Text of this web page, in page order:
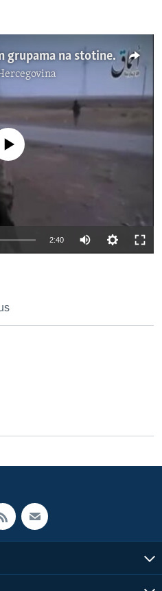
Svijet: U ISIS-u i drugim grupama na stotine boraca porijeklom iz Centralne Azije
currently available
2:40